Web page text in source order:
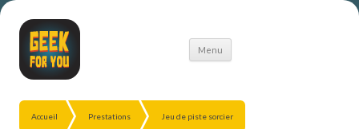
Menu
Aller
Accueil Prestations Jeu de piste sorcier